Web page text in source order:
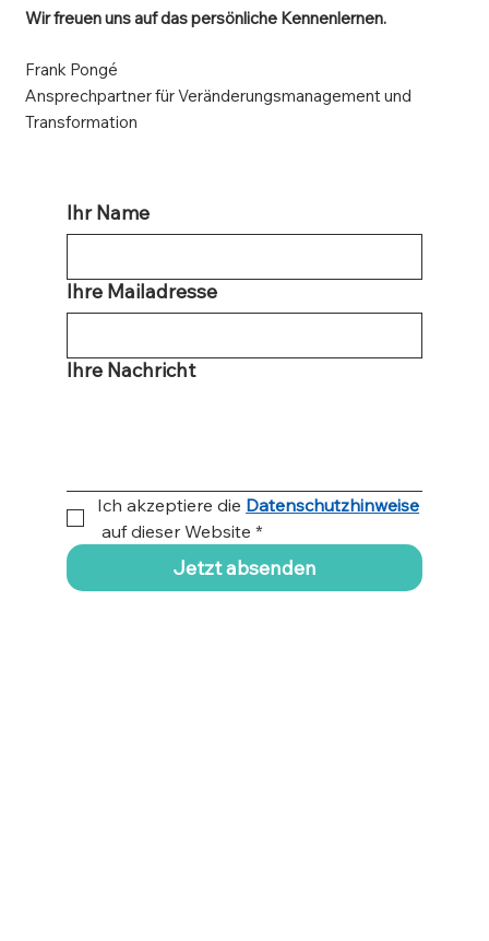
Wir freuen uns auf das persönliche Kennenlernen.
Frank Pongé
Ansprechpartner für Veränderungsmanagement und
Transformation
Ihr Name
Ihre Mailadresse
Ihre Nachricht
Ich akzeptiere die Datenschutzhinweise
auf dieser Website *
Jetzt absenden